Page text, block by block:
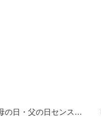
母の日・父の日センスあるプレゼント